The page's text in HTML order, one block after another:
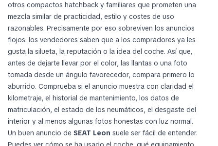
otros compactos hatchback y familiares que prometen una
mezcla similar de practicidad, estilo y costes de uso
razonables. Precisamente por eso sobreviven los anuncios
flojos: los vendedores saben que a los compradores ya les
gusta la silueta, la reputación o la idea del coche. Así que,
antes de dejarte llevar por el color, las llantas o una foto
tomada desde un ángulo favorecedor, compara primero lo
aburrido. Comprueba si el anuncio muestra con claridad el
kilometraje, el historial de mantenimiento, los datos de
matriculación, el estado de los neumáticos, el desgaste del
interior y al menos algunas fotos honestas con luz normal.
Un buen anuncio de SEAT Leon suele ser fácil de entender.